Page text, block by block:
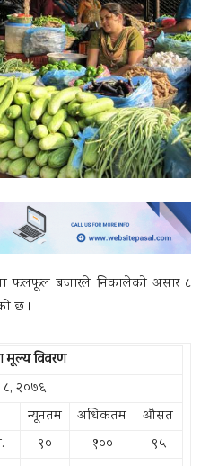
फलफूल बजारले निकालेकाे असार ८
छ ।
मूल्य विवरण
२०७६
न्यूनतम अधिकतम
औसत
९० १००
९५